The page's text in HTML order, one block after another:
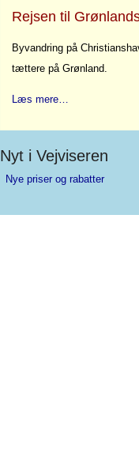
Rejsen til
Byvandring på
tættere på Grønland.
Læs mere…
Nyt i Vejviseren
Nye priser og rabatter